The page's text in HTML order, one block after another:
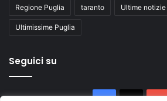
Regione Puglia taranto Ultime notizie
Ultimissime Puglia
Seguici su